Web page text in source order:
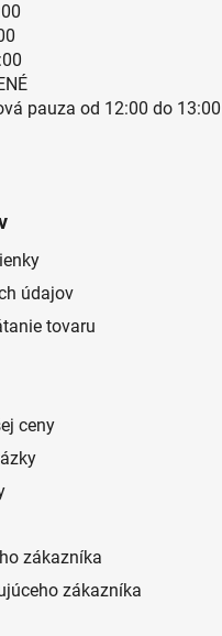
pauza od 12:00 do 13:00
údajov
tovaru
ceny
zákazníka
zákazníka